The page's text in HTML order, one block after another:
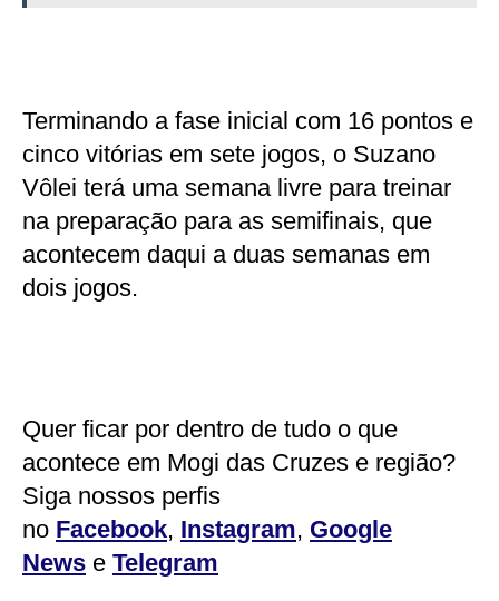
Terminando a fase inicial com 16 pontos e
cinco vitórias em sete jogos, o Suzano
Vôlei terá uma semana livre para treinar
na preparação para as semifinais, que
acontecem daqui a duas semanas em
dois jogos.
Quer ficar por dentro de tudo o que
acontece em Mogi das Cruzes e região?
Siga nossos perfis
no Facebook, Instagram, Google
News e Telegram